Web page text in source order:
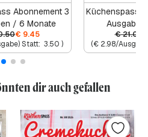
Abonnement 3
/ 6 Monate
€ 9.45
Statt: 3.50 )
Küchenspass
€21.00
(€2.98/
dir auch gefallen